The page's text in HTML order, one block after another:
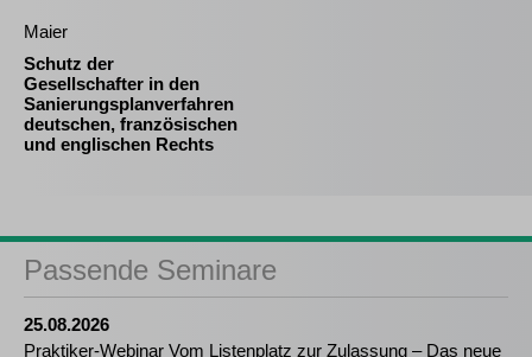
Maier
Schutz der
Gesellschafter in den
Sanierungsplanverfahren
deutschen, französischen
und englischen Rechts
Passende Seminare
25.08.2026
Praktiker-Webinar Vom Listenplatz zur Zulassung – Das neue